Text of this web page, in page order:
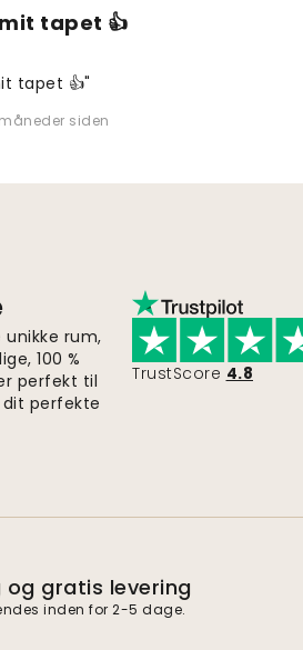
tapet 👍
tapet 👍"
siden
rum,
100 %
perfekt til
perfekte
TrustScore 4.8
og gratis levering
inden for 2-5 dage.